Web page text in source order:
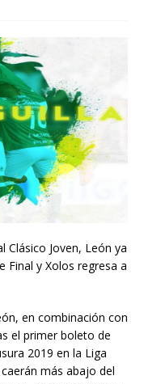
Clásico Joven, León ya
Final y Xolos regresa a
en combinación con
el primer boleto de
2019 en la Liga
más abajo del